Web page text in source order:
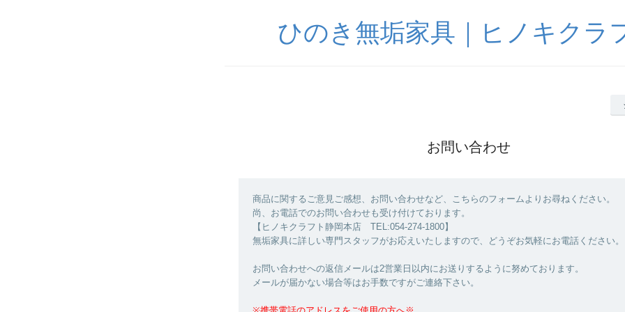
ひのき無垢家具｜ヒノキクラ
お問い合わせ
商品に関するご意見ご感想、お問い合わせなど、こちらのフォームよりお尋ねください。
尚、お電話でのお問い合わせも受け付けております。
【ヒノキクラフト静岡本店 TEL:054-274-1800】
無垢家具に詳しい専門スタッフがお応えいたしますので、どうぞお気軽にお電話ください。
お問い合わせへの返信メールは2営業日以内にお送りするように努めております。
メールが届かない場合等はお手数ですがご連絡下さい。